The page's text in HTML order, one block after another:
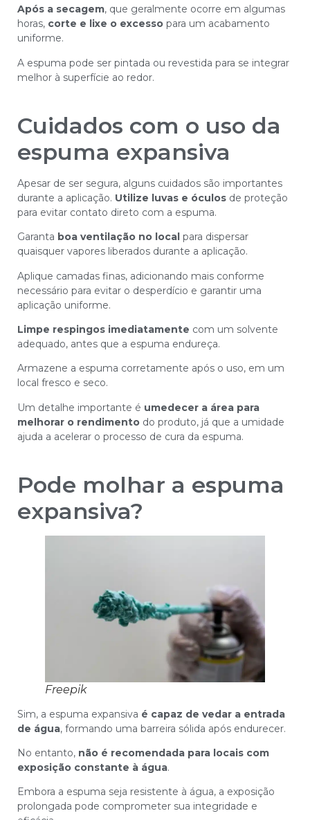
Após a secagem, que geralmente ocorre em algumas
horas, corte e lixe o excesso para um acabamento
uniforme.
A espuma pode ser pintada ou revestida para se integrar
melhor à superfície ao redor.
Cuidados com o uso da
espuma expansiva
Apesar de ser segura, alguns cuidados são importantes
durante a aplicação. Utilize luvas e óculos de proteção
para evitar contato direto com a espuma.
Garanta boa ventilação no local para dispersar
quaisquer vapores liberados durante a aplicação.
Aplique camadas finas, adicionando mais conforme
necessário para evitar o desperdício e garantir uma
aplicação uniforme.
Limpe respingos imediatamente com um solvente
adequado, antes que a espuma endureça.
Armazene a espuma corretamente após o uso, em um
local fresco e seco.
Um detalhe importante é umedecer a área para
melhorar o rendimento do produto, já que a umidade
ajuda a acelerar o processo de cura da espuma.
Pode molhar a espuma
expansiva?
Freepik
Sim, a espuma expansiva é capaz de vedar a entrada
de água, formando uma barreira sólida após endurecer.
No entanto, não é recomendada para locais com
exposição constante à água.
Embora a espuma seja resistente à água, a exposição
prolongada pode comprometer sua integridade e